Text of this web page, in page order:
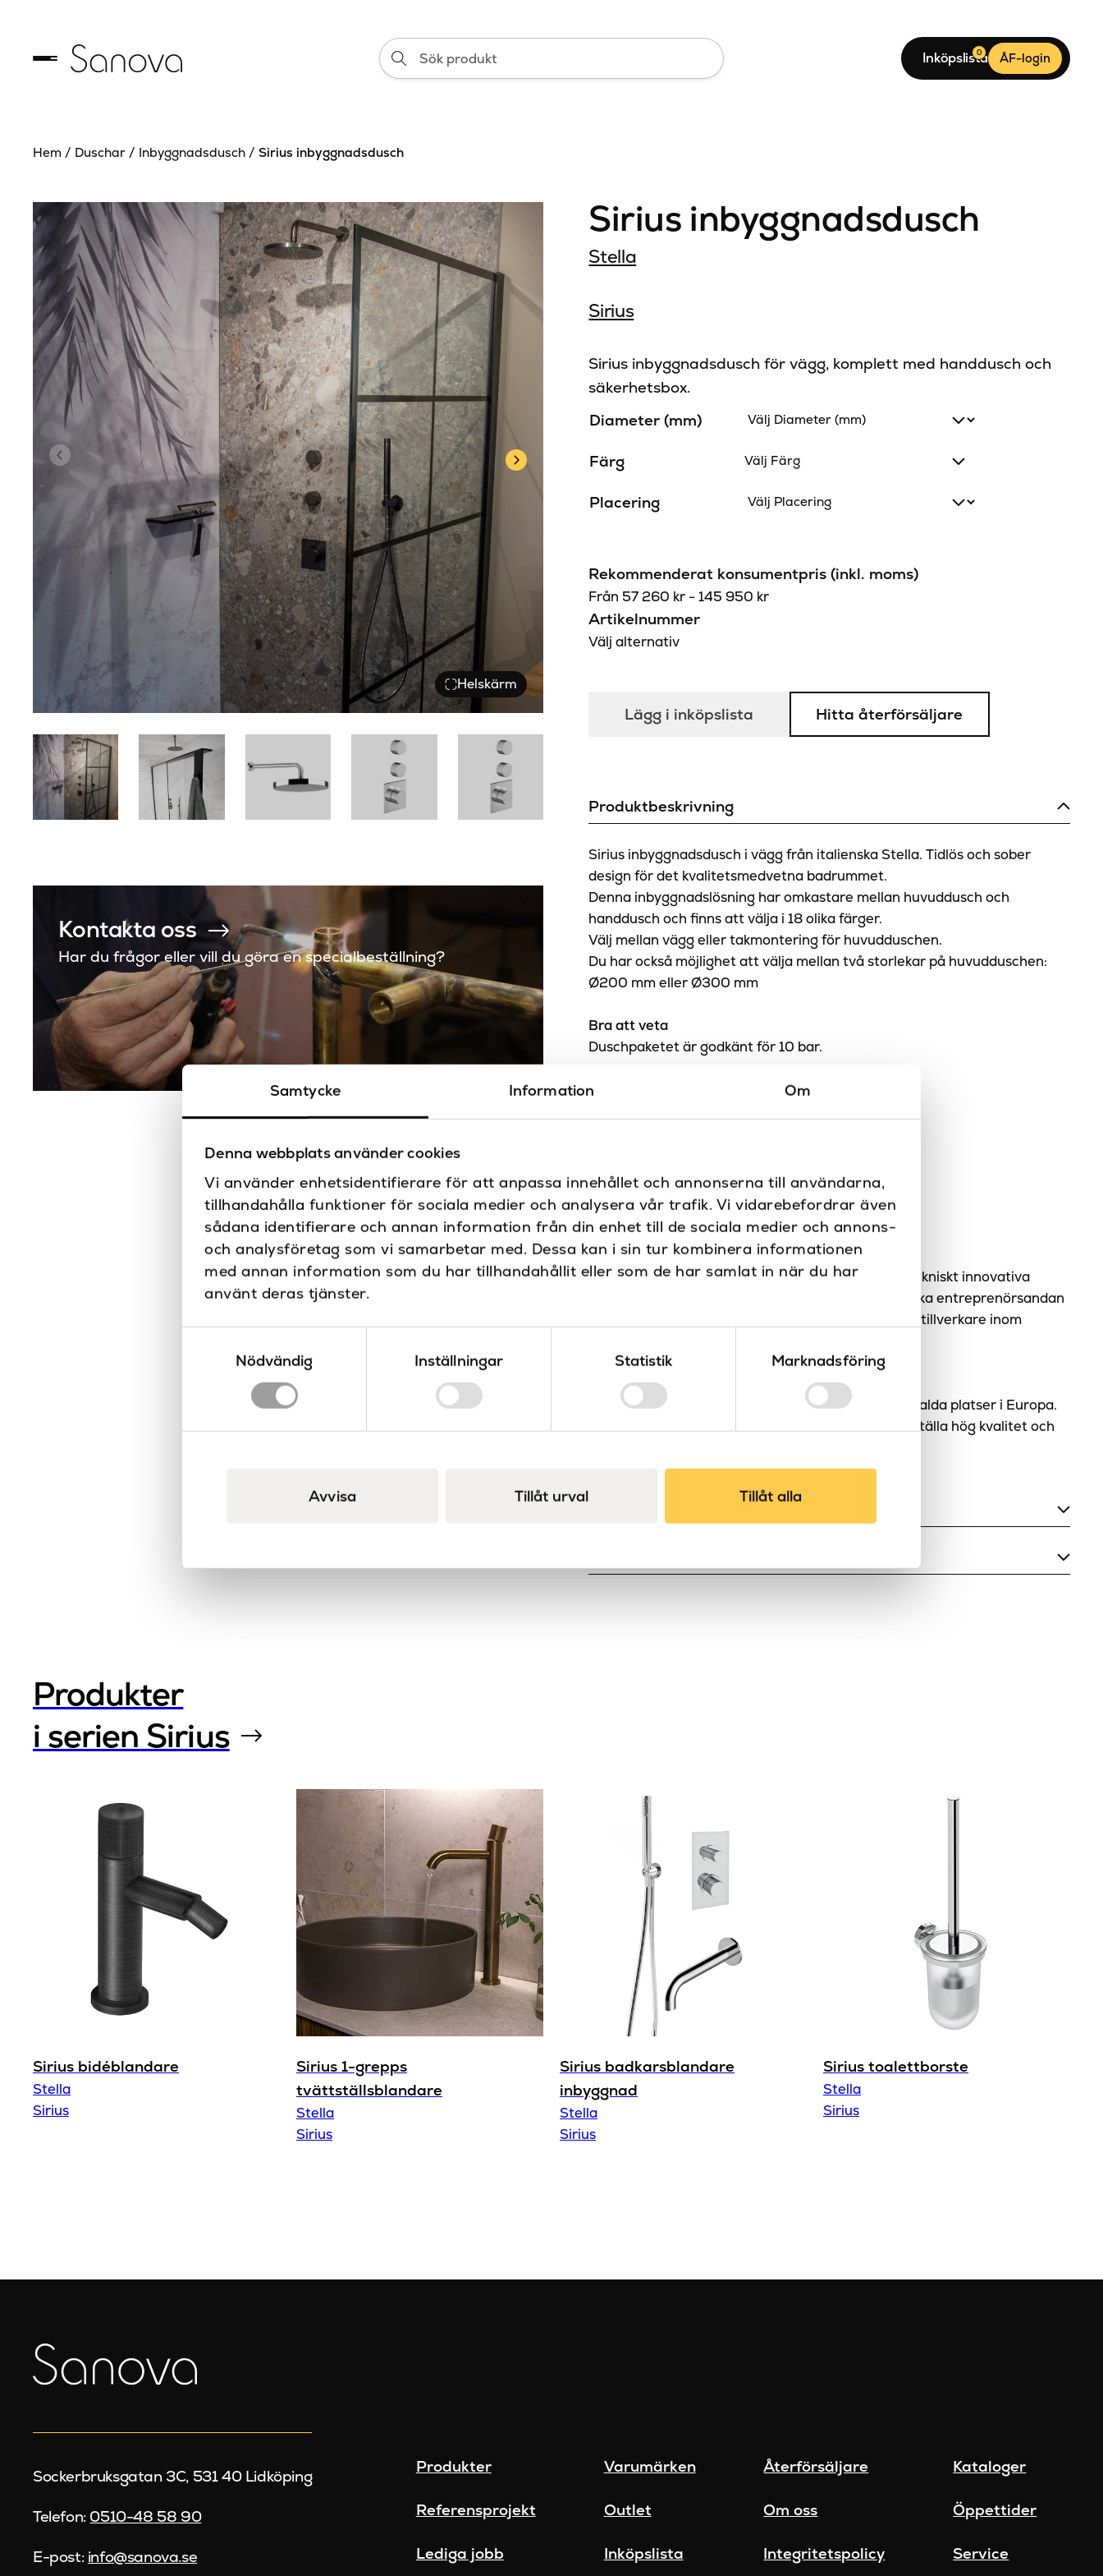
Samtycke Information Om
Denna webbplats använder cookies
Vi använder enhetsidentifierare för att anpassa innehållet och annonserna till användarna,
tillhandahålla funktioner för sociala medier och analysera vår trafik. Vi vidarebefordrar även
sådana identifierare och annan information från din enhet till de sociala medier och annons-
och analysföretag som vi samarbetar med. Dessa kan i sin tur kombinera informationen
med annan information som du har tillhandahållit eller som de har samlat in när du har
använt deras tjänster.
Nödvändig
Inställningar Statistik Marknadsföring
Avvisa Tillåt urval Tillåt alla
Sök
produkt
Inköpslista
0 ÅF-login
Hem / Duschar / Inbyggnadsdusch / Sirius inbyggnadsdusch
Helskärm
Kontakta oss
Har du frågor eller vill du göra en specialbeställning?
Sirius inbyggnadsdusch
Stella
Sirius
Sirius inbyggnadsdusch för vägg, komplett med handdusch och
säkerhetsbox.
Diameter (mm)
Färg
Välj Färg
Placering
Rekommenderat konsumentpris (inkl. moms)
Från 57 260 kr -145 950 kr
Artikelnummer
Välj alternativ
Lägg i inköpslista Hitta återförsäljare
Produktbeskrivning
Sirius inbyggnadsdusch i vägg från italienska Stella. Tidlös och sober
design för det kvalitetsmedvetna badrummet.
Denna inbyggnadslösning har omkastare mellan huvuddusch och
handdusch och finns att välja i 18 olika färger.
Välj mellan vägg eller takmontering för huvudduschen.
Du har också möjlighet att välja mellan två storlekar på huvudduschen:
Ø200 mm eller Ø300 mm
Bra att veta
Duschpaketet är godkänt för 10 bar.
Levereras komplett med:
Inbyggnadstermostat
Säkerhetsbox från Joramark
Stella
I över 100 år har Stella tillverkat högklassiga och tekniskt innovativa
produkter. Genom deras starka driv för den italienska entreprenörsandan
anses Stella idag som en av Italiens högst klassade tillverkare inom
Sanova – Design & kvalitet för dig!
Sanova är distributör för varumärken från olika utvalda platser i Europa.
Våra produkter är noga utvalda för att alltid säkerställa hög kvalitet och
Borstad koppar PVD, Borstad mässing
Produkttyp
Termostat
Varumärke
Installation säkerhetsbox
Produkter
i serien Sirius
Sirius bidéblandare
Stella
Sirius
Sirius 1-grepps
tvättställsblandare
Stella
Sirius
Sirius badkarsblandare
inbyggnad
Stella
Sirius
Sirius toalettborste
Stella
Sirius
Sockerbruksgatan 3C, 531 40 Lidköping
Telefon: 0510-48 58 90
E-post: info@sanova.se
Produkter Varumärken Återförsäljare Kataloger
Referensprojekt Outlet Om oss Öppettider
Lediga jobb Inköpslista Integritetspolicy Service